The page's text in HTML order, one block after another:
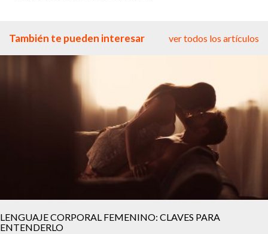
También te pueden interesar ver todos los artículos
LENGUAJE CORPORAL FEMENINO: CLAVES PARA
ENTENDERLO